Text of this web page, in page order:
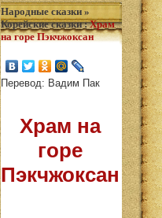
Народные сказки »
Корейские сказки: Храм
на горе Пэкчжоксан
Перевод: Вадим Пак
Храм на
горе
Пэкчжоксан